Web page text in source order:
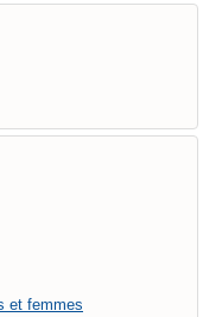
et femmes